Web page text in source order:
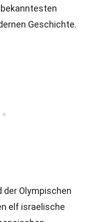
bekanntesten
Geschichte.
der Olympischen
elf israelische